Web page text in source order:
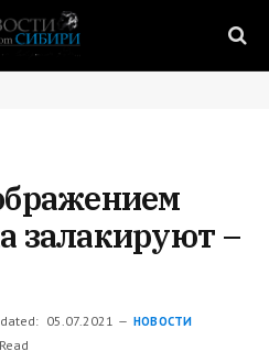
залакируют –
05.07.2021 НОВОСТИ